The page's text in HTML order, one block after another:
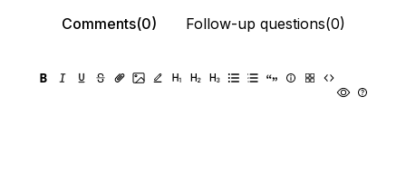
Comments(0) Follow-up questions(0)